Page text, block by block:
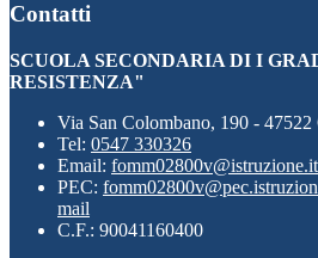
Contatti
SCUOLA SECONDARIA DI I
RESISTENZA"
Via San Colombano, 190 - 47522
Tel: 0547 330326
Email: fomm02800v@istruzione.it
PEC:
mail
C.F.: 90041160400